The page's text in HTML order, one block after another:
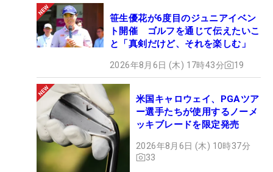
笹生優花が6度目のジュニアイベン
ト開催 ゴルフを通じて伝えたいこ
と「真剣だけど、それを楽しむ」
2026年8月6日 (木) 17時43分 19
米国キャロウェイ、PGAツア
ー選手たちが使用するノーメ
ッキブレードを限定発売
2026年8月6日 (木) 10時37分
33